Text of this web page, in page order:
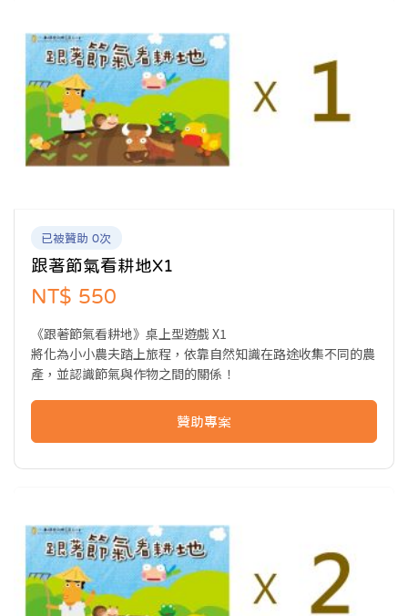
已被贊助 0次
跟著節氣看耕地X1
NT$ 550
《跟著節氣看耕地》桌上型遊戲 X1
將化為小小農夫踏上旅程，依靠自然知識在路途收集不同的農
產，並認識節氣與作物之間的關係！
贊助專案